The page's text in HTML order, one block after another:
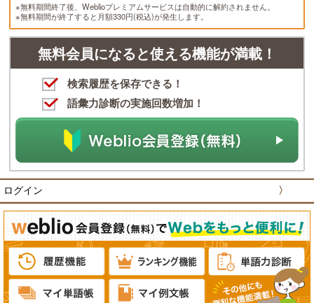
※無料期間終了後、Weblioプレミアムサービスは自動的に解約されません。
※無料期間が終了すると月額330円(税込)が発生します。
無料会員になると使える機能が満載！
検索履歴を保存できる！
語彙力診断の実施回数増加！
ログイン 〉